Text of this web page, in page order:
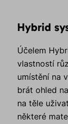
Hybrid
Účelem
vlastností
umístění na
brát ohled
na těle
některé